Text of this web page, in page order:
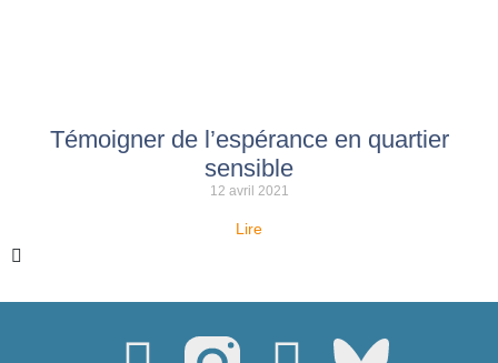
Témoigner de l’espérance en quartier
sensible
12 avril 2021
Lire